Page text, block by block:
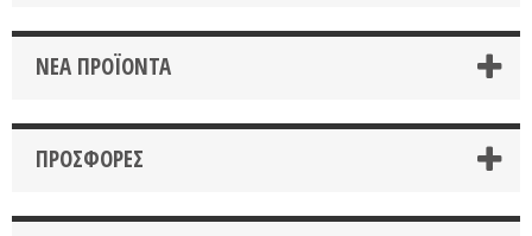
ΝΈΑ ΠΡΟΪΌΝΤΑ
ΠΡΟΣΦΟΡΈΣ